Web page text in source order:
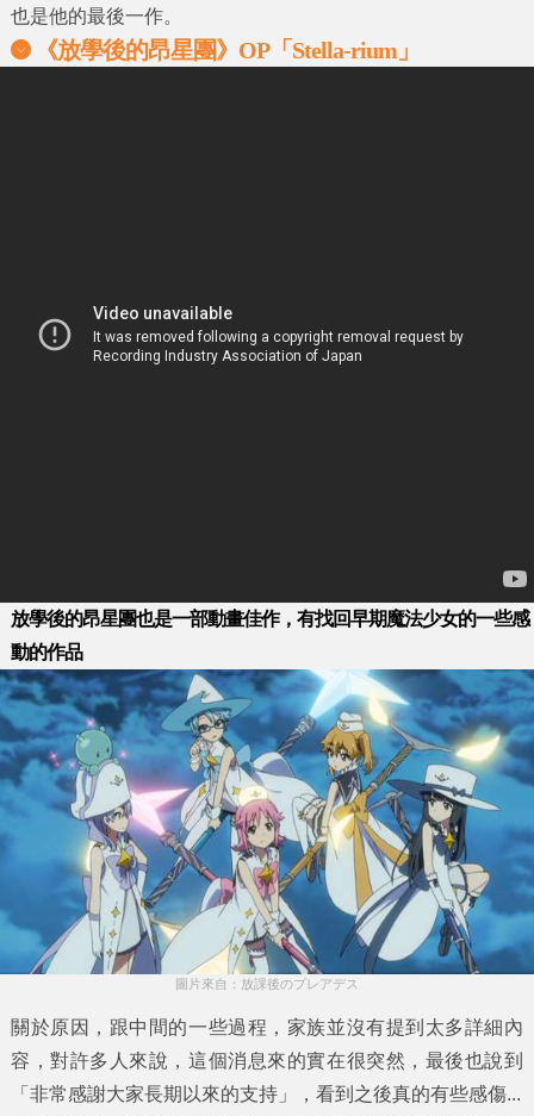
也是他的最後一作。
《放學後的昂星團》OP「Stella-rium」
放學後的昂星團也是一部動畫佳作，有找回早期魔法少女的一些感
動的作品
圖片來自：放課後のプレアデス
關於原因，跟中間的一些過程，家族並沒有提到太多詳細內
容，對許多人來說，這個消息來的實在很突然，最後也說到
「非常感謝大家長期以來的支持」，看到之後真的有些感傷...